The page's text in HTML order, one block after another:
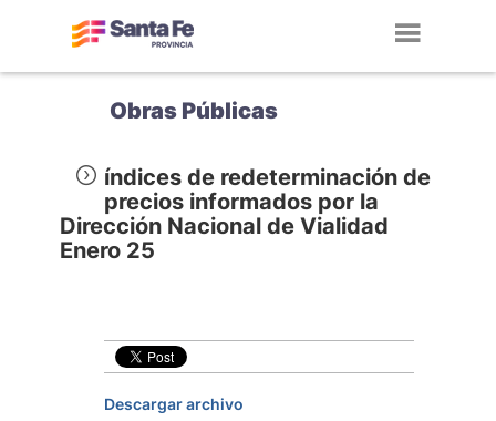
Obras Públicas
índices de redeterminación de
precios informados por la
Dirección Nacional de Vialidad
Enero 25
Descargar archivo